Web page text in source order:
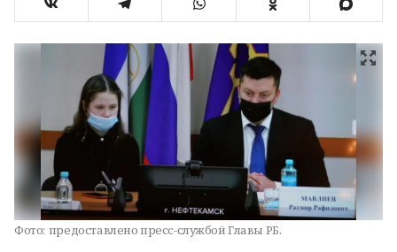
Фото: предоставлено пресс-службой Главы РБ.